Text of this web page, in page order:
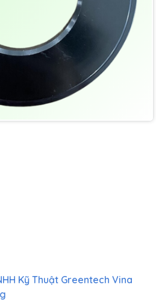
Kỹ Thuật Greentech Vina